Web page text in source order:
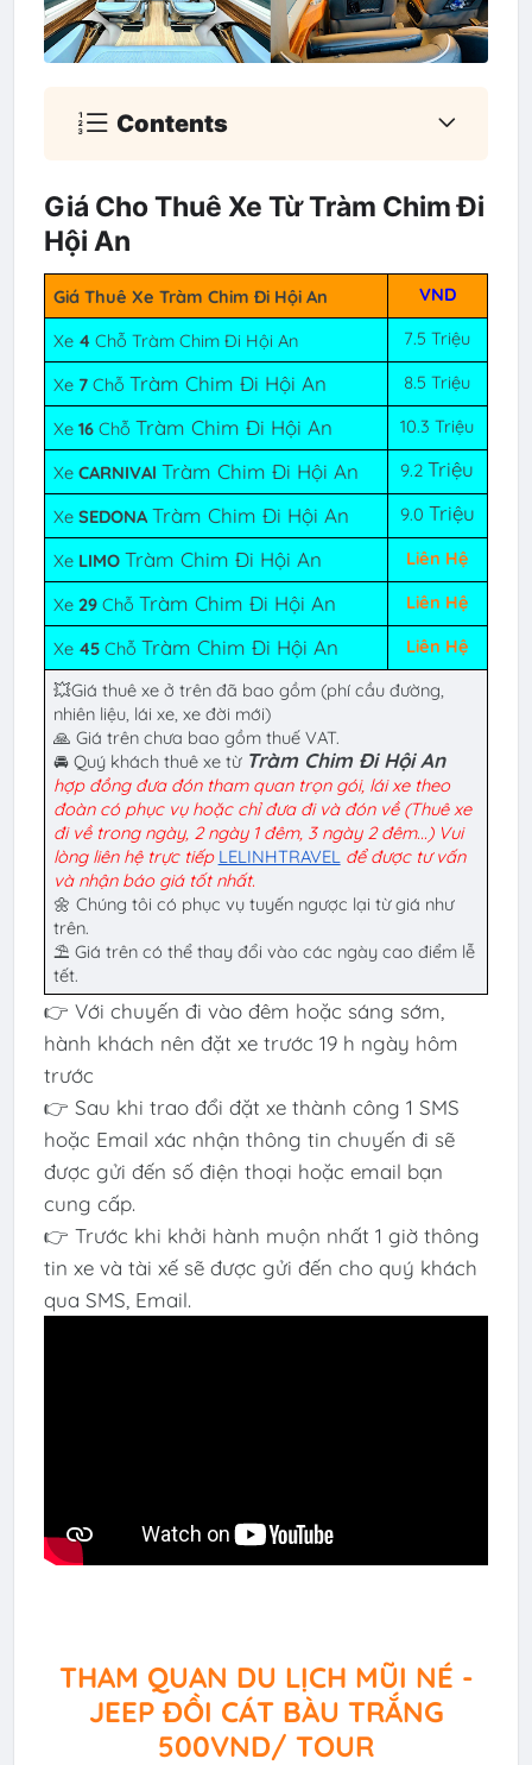
Contents
Giá Cho Thuê Xe Từ Tràm Chim Đi
Hội An
Giá Thuê Xe Tràm Chim Đi Hội An VND
Xe 4 Chỗ Tràm Chim Đi Hội An 7.5 Triệu
Xe 7Chỗ Tràm Chim Đi Hội An 8.5 Triệu
Xe 16Chỗ Tràm Chim Đi Hội An 10.3 Triệu
Xe CARNIVAl Tràm Chim Đi Hội An 9.2Triệu
Xe SEDONA Tràm Chim Đi Hội An 9.0 Triệu
Xe LIMO Tràm Chim Đi Hội An Liên Hệ
Xe 29Chỗ Tràm Chim Đi Hội An Liên Hệ
Xe 45Chỗ Tràm Chim Đi Hội An
Liên Hệ
💥Giá thuê xe ở trên đã bao gồm (phí cầu đường,
nhiên liệu, lái xe, xe đời mới)
🙏 Giá trên chưa bao gồm thuế VAT.
🚘 Quý khách thuê xe từ Tràm Chim Đi Hội An
hợp đồng đưa đón tham quan trọn gói, lái xe theo
đoàn có phục vụ hoặc chỉ đưa đi và đón về (Thuê xe
đi về trong ngày, 2 ngày 1 đêm, 3 ngày 2 đêm...) Vui
lòng liên hệ trực tiếp LELINHTRAVELđể được tư vấn
và nhận báo giá tốt nhất.
🌼 Chúng tôi có phục vụ tuyến ngược lại từ giá như
trên.
⛱ Giá trên có thể thay đổi vào các ngày cao điểm lễ
tết.
👉 Với chuyến đi vào đêm hoặc sáng sớm,
hành khách nên đặt xe trước 19 h ngày hôm
trước
👉 Sau khi trao đổi đặt xe thành công 1 SMS
hoặc Email xác nhận thông tin chuyến đi sẽ
được gửi đến số điện thoại hoặc email bạn
cung cấp.
👉 Trước khi khởi hành muộn nhất 1 giờ thông
tin xe và tài xế sẽ được gửi đến cho quý khách
qua SMS, Email.
THAM QUAN DU LỊCH MŨI NÉ -
JEEP ĐỒI CÁT BÀU TRẮNG
500VND/ TOUR